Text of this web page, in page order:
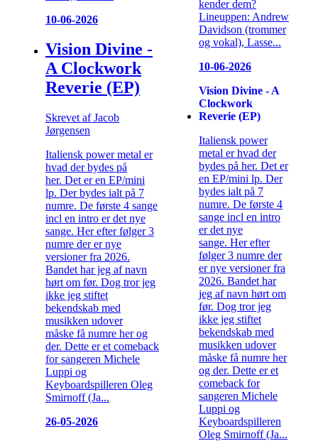
10-06-2026
Vision Divine -
A Clockwork
Reverie (EP)
Skrevet af Jacob
Jørgensen
Italiensk power metal er
hvad der bydes på
her. Det er en EP/mini
lp. Der bydes ialt på 7
numre. De første 4 sange
incl en intro er det nye
sange. Her efter følger 3
numre der er nye
versioner fra 2026.
Bandet har jeg af navn
hørt om før. Dog tror jeg
ikke jeg stiftet
bekendskab med
musikken udover
måske få numre her og
der. Dette er et comeback
for sangeren Michele
Luppi og
Keyboardspilleren Oleg
Smirnoff (Ja...
26-05-2026
kender dem?
Lineuppen: Andrew
Davidson (trommer
og vokal), Lasse...
10-06-2026
Vision Divine - A
Clockwork
Reverie (EP)
Italiensk power
metal er hvad der
bydes på her. Det er
en EP/mini lp. Der
bydes ialt på 7
numre. De første 4
sange incl en intro
er det nye
sange. Her efter
følger 3 numre der
er nye versioner fra
2026. Bandet har
jeg af navn hørt om
før. Dog tror jeg
ikke jeg stiftet
bekendskab med
musikken udover
måske få numre her
og der. Dette er et
comeback for
sangeren Michele
Luppi og
Keyboardspilleren
Oleg Smirnoff (Ja...